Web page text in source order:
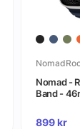
Nomad -
Band -
899kr